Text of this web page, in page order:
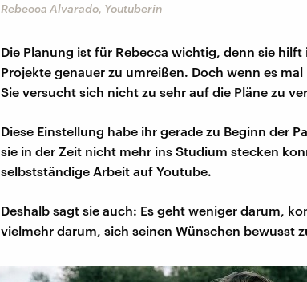
Rebecca Alvarado, Youtuberin
Die Planung ist für Rebecca wichtig, denn sie
Projekte genauer zu umreißen. Doch wenn es
Sie versucht sich nicht zu sehr auf die Pläne zu
Diese Einstellung habe ihr gerade zu Beginn der
sie in der Zeit nicht mehr ins Studium stecken
selbstständige Arbeit auf Youtube.
Deshalb sagt sie auch: Es geht weniger darum,
vielmehr darum, sich seinen Wünschen bewusst